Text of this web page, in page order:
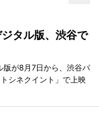
タル版、渋谷で
版が8月7日から、渋谷パ
シネクイント」で上映